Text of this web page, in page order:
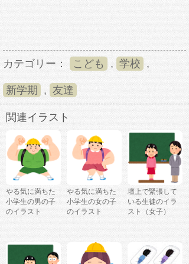
カテゴリー： こども , 学校 ,
新学期 , 友達
関連イラスト
やる気に満ちた
小学生の男の子
のイラスト
やる気に満ちた
小学生の女の子
のイラスト
壇上で緊張して
いる生徒のイラ
スト（女子）